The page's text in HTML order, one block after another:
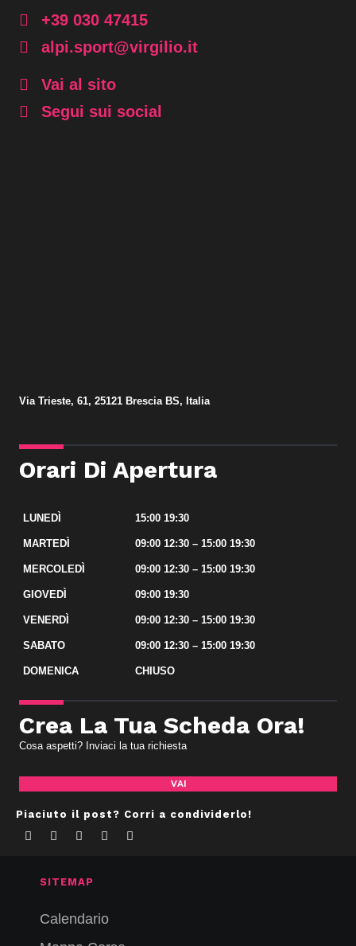
+39 030 47415
alpi.sport@virgilio.it
Vai al sito
Segui sui social
Via Trieste, 61, 25121 Brescia BS, Italia
Orari Di Apertura
LUNEDÌ 15:00 19:30
MARTEDÌ 09:00 12:30 – 15:00 19:30
MERCOLEDÌ 09:00 12:30 – 15:00 19:30
GIOVEDÌ 09:00 19:30
VENERDÌ 09:00 12:30 – 15:00 19:30
SABATO 09:00 12:30 – 15:00 19:30
DOMENICA CHIUSO
Crea La Tua Scheda Ora!
Cosa aspetti? Inviaci la tua richiesta
VAI
Piaciuto il post? Corri a condividerlo!
SITEMAP
Calendario